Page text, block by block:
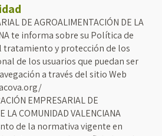
DE AGROALIMENTACIÓN DE LA
te informa sobre su Política de
tratamiento y protección de los
de los usuarios que puedan ser
a través del sitio Web
EMPRESARIAL DE
LA COMUNIDAD VALENCIANA
de la normativa vigente en